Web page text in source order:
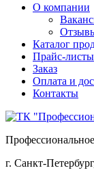
О компании
Каталог
Прайс-листы
Заказ
Оплата и
Контакты
г. Санкт-